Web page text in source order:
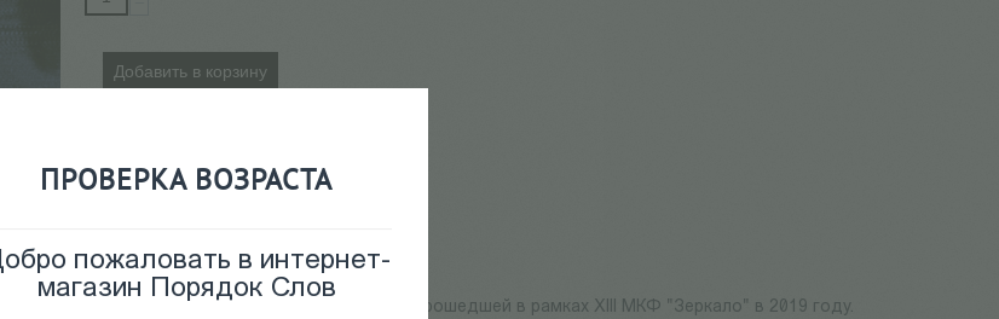
ПРОВЕРКА ВОЗРАСТА
пожаловать в интернет-
магазин Порядок Слов
Добавить в корзину
по результатам международной конференции,прошедшей в рамках XIII МКФ "Зеркало" в 2019 году.